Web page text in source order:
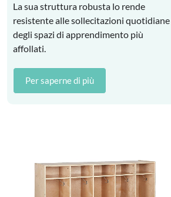
La sua struttura robusta lo rende
resistente alle sollecitazioni quotidiane
degli spazi di apprendimento più
affollati.
Per saperne di più